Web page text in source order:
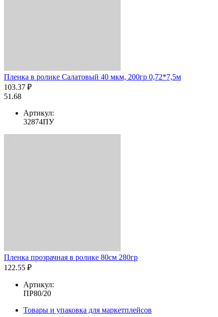
Пленка в ролике Салатовый 40 мкм, 200гр 0,72*7,5м
103.37 ₽
51.68
Артикул:
32874ПУ
Пленка прозрачная в ролике 80см 280гр
122.55 ₽
Артикул:
ПР80/20
Товары и упаковка для маркетплейсов